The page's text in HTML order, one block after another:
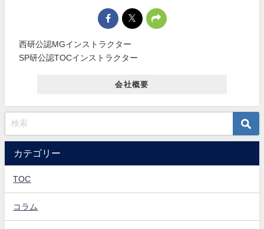
西研公認MGインストラクター
SP研公認TOCインストラクター
会社概要
カテゴリー
TOC
コラム